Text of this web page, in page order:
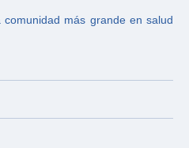
más grande en salud